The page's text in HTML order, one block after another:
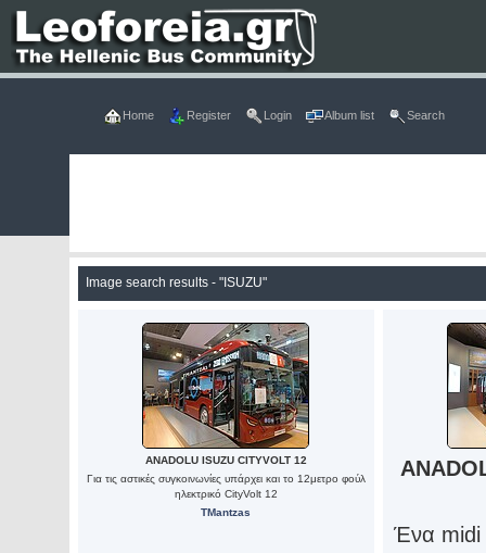
Home Register Login Album list Search
Image search results - "ISUZU"
ANADOLU ISUZU CITYVOLT 12
Για τις αστικές συγκοινωνίες υπάρχει και το 12μετρο φούλ
ηλεκτρικό CityVolt 12
TMantzas
Ένα midi